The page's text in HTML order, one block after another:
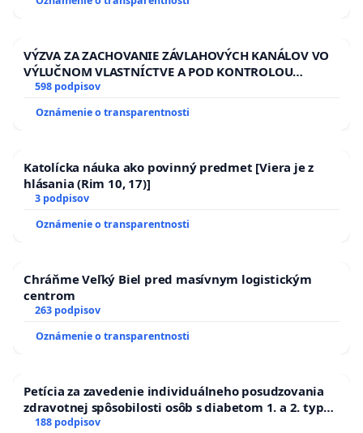
VÝZVA ZA ZACHOVANIE ZÁVLAHOVÝCH KANÁLOV VO
VÝLUČNOM VLASTNÍCTVE A POD KONTROLOU
SLOVENSKEJ REPUBLIKY & žiadosť na riešenie
zanedbaného stavu závlahových a odvodňovacích
kanálov na Slovensku
598 podpisov
Oznámenie o transparentnosti
Katolícka náuka ako povinný predmet [Viera je z
hlásania (Rim 10, 17)]
3 podpisov
Oznámenie o transparentnosti
Chráňme Veľký Biel pred masívnym logistickým
centrom
263 podpisov
Oznámenie o transparentnosti
Petícia za zavedenie individuálneho posudzovania
zdravotnej spôsobilosti osôb s diabetom 1. a 2. typu
pri prijímaní do Policajného zboru SR
188 podpisov